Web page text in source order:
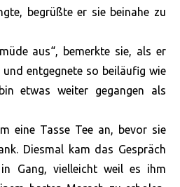
begrüßte er sie beinahe zu
aus“, bemerkte sie, als er
entgegnete so beiläufig wie
etwas weiter gegangen als
eine Tasse Tee an, bevor sie
Diesmal kam das Gespräch
Gang, vielleicht weil es ihm